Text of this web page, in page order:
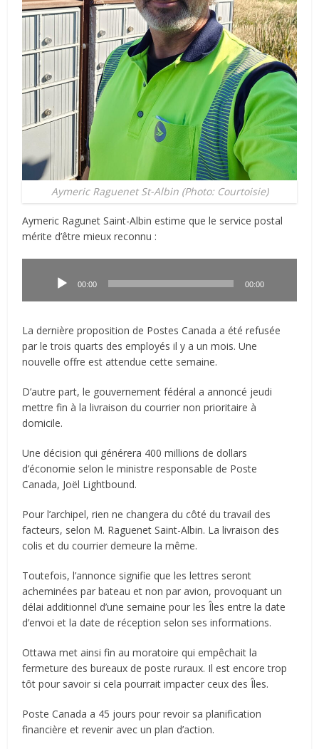
Aymeric Raguenet St-Albin (Photo: Courtoisie)
Aymeric Ragunet Saint-Albin estime que le service postal
mérite d’être mieux reconnu :
00:00 00:00
La dernière proposition de Postes Canada a été refusée
par le trois quarts des employés il y a un mois. Une
nouvelle offre est attendue cette semaine.
D’autre part, le gouvernement fédéral a annoncé jeudi
mettre fin à la livraison du courrier non prioritaire à
domicile.
Une décision qui générera 400 millions de dollars
d’économie selon le ministre responsable de Poste
Canada, Joël Lightbound.
Pour l’archipel, rien ne changera du côté du travail des
facteurs, selon M. Raguenet Saint-Albin. La livraison des
colis et du courrier demeure la même.
Toutefois, l’annonce signifie que les lettres seront
acheminées par bateau et non par avion, provoquant un
délai additionnel d’une semaine pour les Îles entre la date
d’envoi et la date de réception selon ses informations.
Ottawa met ainsi fin au moratoire qui empêchait la
fermeture des bureaux de poste ruraux. Il est encore trop
tôt pour savoir si cela pourrait impacter ceux des Îles.
Poste Canada a 45 jours pour revoir sa planification
financière et revenir avec un plan d’action.